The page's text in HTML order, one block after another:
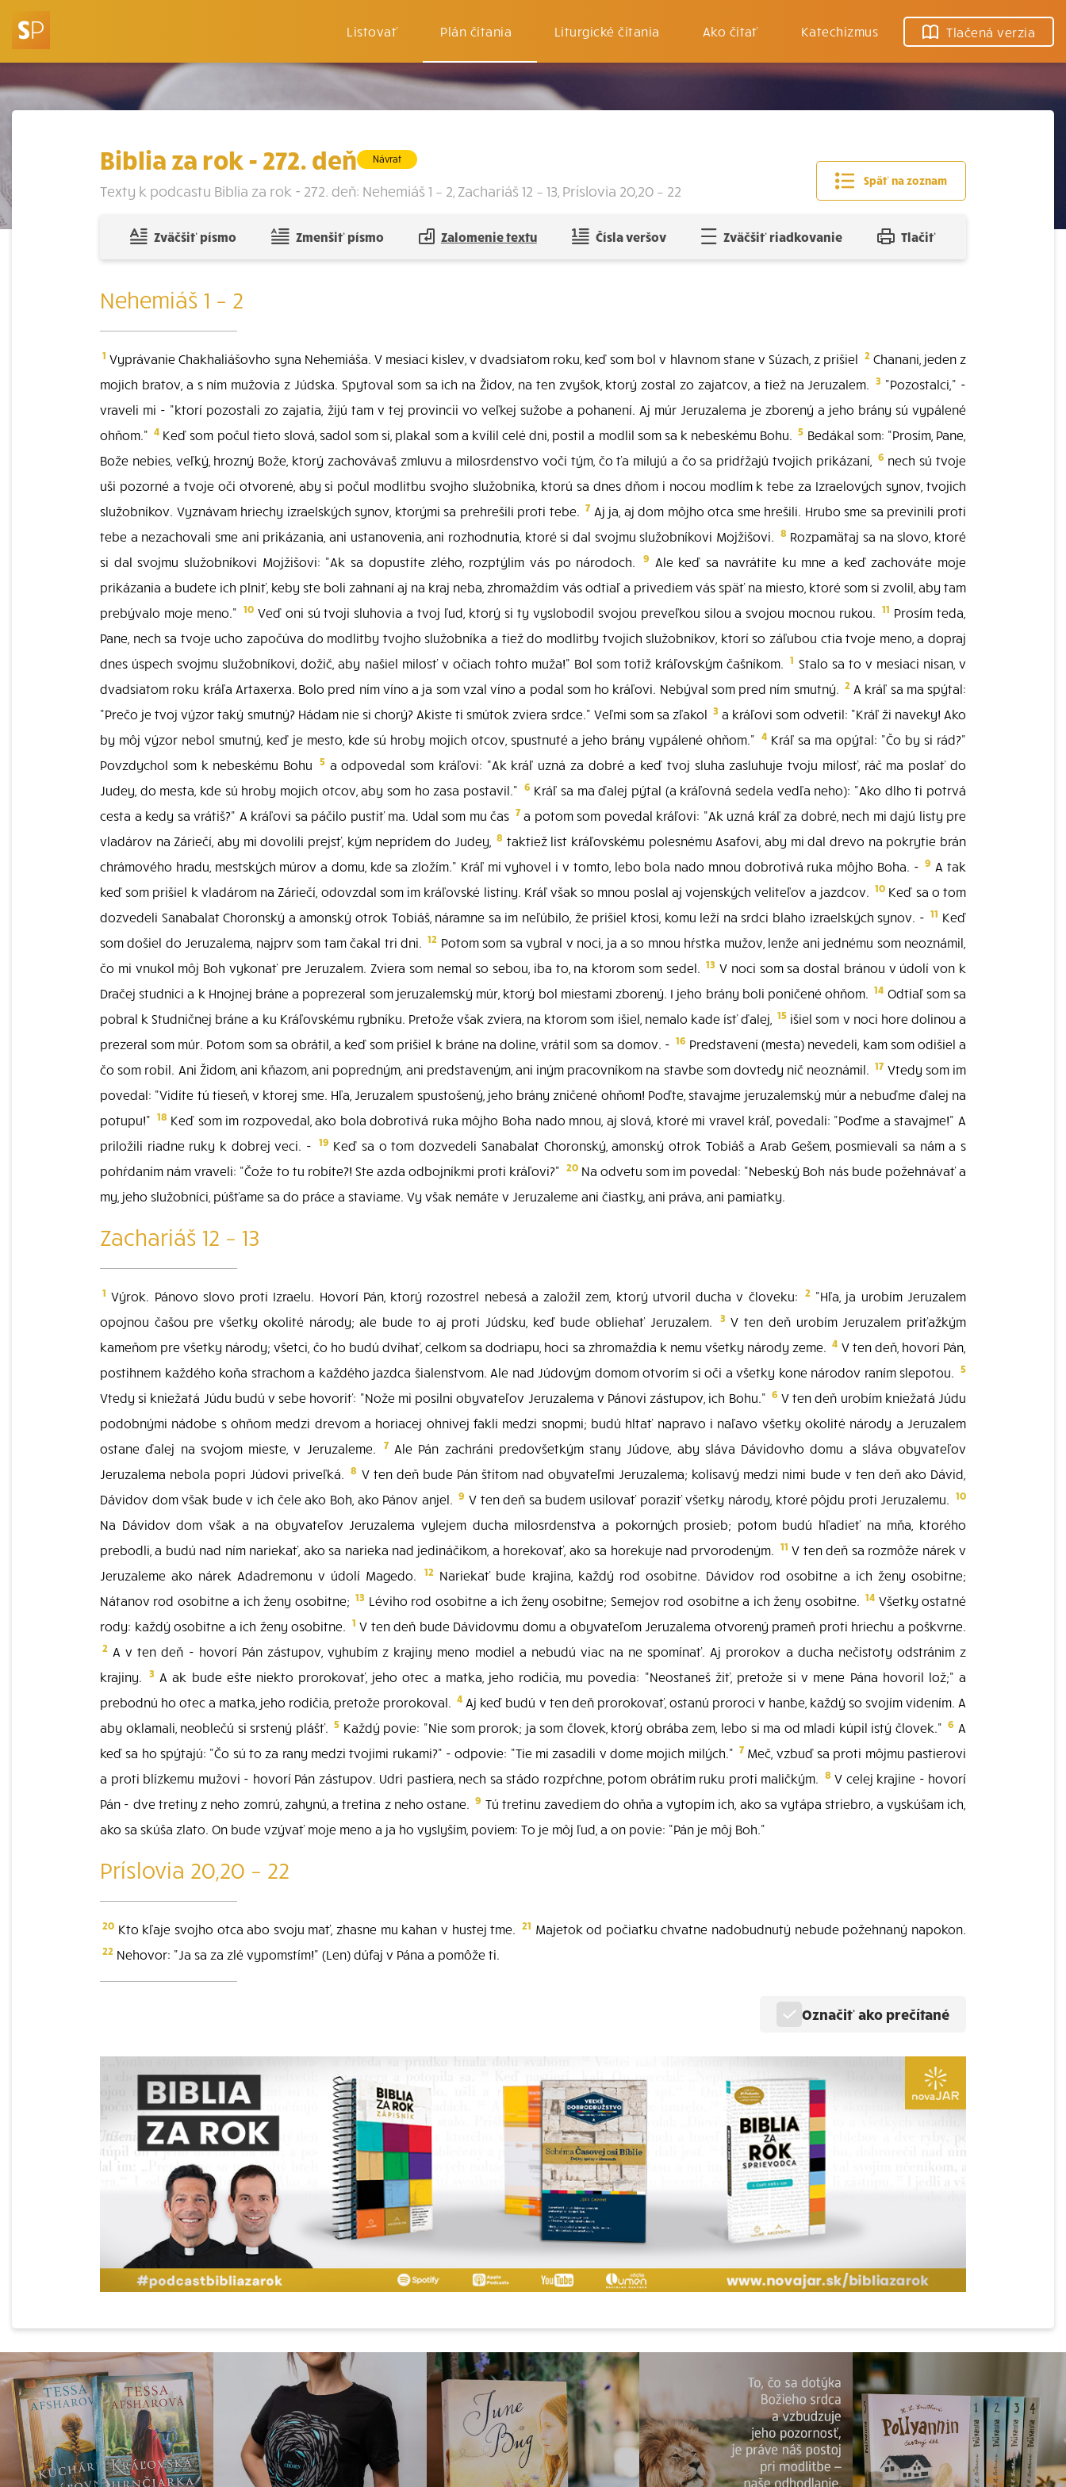
Listovať Plán čítania Liturgické čítania Ako čítať Katechizmus Tlačená verzia
Späť na zoznam
Biblia za rok - 272. deň Návrat
Texty k podcastu Biblia za rok - 272. deň: Nehemiáš 1 – 2, Zachariáš 12 – 13, Príslovia 20,20 – 22
Zväčšiť písmo Zmenšiť písmo Zalomenie textu Čísla veršov Zväčšiť riadkovanie Tlačiť
Nehemiáš 1 – 2
1 Vyprávanie Chakhaliášovho syna Nehemiáša. V mesiaci kislev, v dvadsiatom roku, keď som bol v hlavnom stane v Súzach, z prišiel 2Chanani, jeden z
mojich bratov, a s ním mužovia z Júdska. Spytoval som sa ich na Židov, na ten zvyšok, ktorý zostal zo zajatcov, a tiež na Jeruzalem. 3 "Pozostalci," -
vraveli mi - "ktorí pozostali zo zajatia, žijú tam v tej provincii vo veľkej sužobe a pohanení. Aj múr Jeruzalema je zborený a jeho brány sú vypálené
ohňom." 4 Keď som počul tieto slová, sadol som si, plakal som a kvílil celé dni, postil a modlil som sa k nebeskému Bohu. 5 Bedákal som: "Prosím, Pane,
Bože nebies, veľký, hrozný Bože, ktorý zachovávaš zmluvu a milosrdenstvo voči tým, čo ťa milujú a čo sa pridŕžajú tvojich prikázaní, 6 nech sú tvoje
uši pozorné a tvoje oči otvorené, aby si počul modlitbu svojho služobníka, ktorú sa dnes dňom i nocou modlím k tebe za Izraelových synov, tvojich
služobníkov. Vyznávam hriechy izraelských synov, ktorými sa prehrešili proti tebe. 7 Aj ja, aj dom môjho otca sme hrešili. Hrubo sme sa previnili proti
tebe a nezachovali sme ani prikázania, ani ustanovenia, ani rozhodnutia, ktoré si dal svojmu služobníkovi Mojžišovi. 8 Rozpamätaj sa na slovo, ktoré
si dal svojmu služobníkovi Mojžišovi: "Ak sa dopustíte zlého, rozptýlim vás po národoch.
9 Ale keď sa navrátite ku mne a keď zachováte moje
prikázania a budete ich plniť, keby ste boli zahnaní aj na kraj neba, zhromaždím vás odtiaľ a privediem vás späť na miesto, ktoré som si zvolil, aby tam
prebývalo moje meno." 10Veď oni sú tvoji sluhovia a tvoj ľud, ktorý si ty vyslobodil svojou preveľkou silou a svojou mocnou rukou. 11 Prosím teda,
Pane, nech sa tvoje ucho započúva do modlitby tvojho služobníka a tiež do modlitby tvojich služobníkov, ktorí so záľubou ctia tvoje meno, a dopraj
dnes úspech svojmu služobníkovi, dožič, aby našiel milosť v očiach tohto muža!" Bol som totiž kráľovským čašníkom. 1 Stalo sa to v mesiaci nisan, v
dvadsiatom roku kráľa Artaxerxa. Bolo pred ním víno a ja som vzal víno a podal som ho kráľovi. Nebýval som pred ním smutný. 2A kráľ sa ma spýtal:
"Prečo je tvoj výzor taký smutný? Hádam nie si chorý? Akiste ti smútok zviera srdce." Veľmi som sa zľakol 3 a kráľovi som odvetil: "Kráľ ži naveky! Ako
by môj výzor nebol smutný, keď je mesto, kde sú hroby mojich otcov, spustnuté a jeho brány vypálené ohňom." 4 Kráľ sa ma opýtal: "Čo by si rád?"
Povzdychol som k nebeskému Bohu 5a odpovedal som kráľovi: "Ak kráľ uzná za dobré a keď tvoj sluha zasluhuje tvoju milosť, ráč ma poslať do
Judey, do mesta, kde sú hroby mojich otcov, aby som ho zasa postavil." 6 Kráľ sa ma ďalej pýtal (a kráľovná sedela vedľa neho): "Ako dlho ti potrvá
cesta a kedy sa vrátiš?" A kráľovi sa páčilo pustiť ma. Udal som mu čas 7a potom som povedal kráľovi: "Ak uzná kráľ za dobré, nech mi dajú listy pre
vladárov na Záriečí, aby mi dovolili prejsť, kým neprídem do Judey, 8 taktiež list kráľovskému polesnému Asafovi, aby mi dal drevo na pokrytie brán
chrámového hradu, mestských múrov a domu, kde sa zložím." Kráľ mi vyhovel i v tomto, lebo bola nado mnou dobrotivá ruka môjho Boha. - 9 A tak
keď som prišiel k vladárom na Záriečí, odovzdal som im kráľovské listiny. Kráľ však so mnou poslal aj vojenských veliteľov a jazdcov. 10 Keď sa o tom
dozvedeli Sanabalat Choronský a amonský otrok Tobiáš, náramne sa im neľúbilo, že prišiel ktosi, komu leží na srdci blaho izraelských synov. - 11 Keď
som došiel do Jeruzalema, najprv som tam čakal tri dni. 12 Potom som sa vybral v noci, ja a so mnou hŕstka mužov, lenže ani jednému som neoznámil,
čo mi vnukol môj Boh vykonať pre Jeruzalem. Zviera som nemal so sebou, iba to, na ktorom som sedel. 13 V noci som sa dostal bránou v údolí von k
Dračej studnici a k Hnojnej bráne a poprezeral som jeruzalemský múr, ktorý bol miestami zborený. I jeho brány boli poničené ohňom. 14 Odtiaľ som sa
pobral k Studničnej bráne a ku Kráľovskému rybníku. Pretože však zviera, na ktorom som išiel, nemalo kade ísť ďalej,
15 išiel som v noci hore dolinou a
prezeral som múr. Potom som sa obrátil, a keď som prišiel k bráne na doline, vrátil som sa domov. - 16 Predstavení (mesta) nevedeli, kam som odišiel a
čo som robil. Ani Židom, ani kňazom, ani popredným, ani predstaveným, ani iným pracovníkom na stavbe som dovtedy nič neoznámil. 17 Vtedy som im
povedal: "Vidíte tú tieseň, v ktorej sme. Hľa, Jeruzalem spustošený, jeho brány zničené ohňom! Poďte, stavajme jeruzalemský múr a nebuďme ďalej na
potupu!" 18 Keď som im rozpovedal, ako bola dobrotivá ruka môjho Boha nado mnou, aj slová, ktoré mi vravel kráľ, povedali: "Poďme a stavajme!" A
priložili riadne ruky k dobrej veci. - 19 Keď sa o tom dozvedeli Sanabalat Choronský, amonský otrok Tobiáš a Arab Gešem, posmievali sa nám a s
pohŕdaním nám vraveli: "Čože to tu robíte?! Ste azda odbojníkmi proti kráľovi?" 20Na odvetu som im povedal: "Nebeský Boh nás bude požehnávať a
my, jeho služobníci, púšťame sa do práce a staviame. Vy však nemáte v Jeruzaleme ani čiastky, ani práva, ani pamiatky.
Zachariáš 12 – 13
1 Výrok. Pánovo slovo proti Izraelu. Hovorí Pán, ktorý rozostrel nebesá a založil zem, ktorý utvoril ducha v človeku: 2"Hľa, ja urobím Jeruzalem
opojnou čašou pre všetky okolité národy; ale bude to aj proti Júdsku, keď bude obliehať Jeruzalem.
3V ten deň urobím Jeruzalem priťažkým
kameňom pre všetky národy; všetci, čo ho budú dvíhať, celkom sa dodriapu, hoci sa zhromaždia k nemu všetky národy zeme. 4 V ten deň, hovorí Pán,
postihnem každého koňa strachom a každého jazdca šialenstvom. Ale nad Júdovým domom otvorím si oči a všetky kone národov raním slepotou. 5
Vtedy si kniežatá Júdu budú v sebe hovoriť: "Nože mi posilni obyvateľov Jeruzalema v Pánovi zástupov, ich Bohu." 6 V ten deň urobím kniežatá Júdu
podobnými nádobe s ohňom medzi drevom a horiacej ohnivej fakli medzi snopmi; budú hltať napravo i naľavo všetky okolité národy a Jeruzalem
ostane ďalej na svojom mieste, v Jeruzaleme.
7Ale Pán zachráni predovšetkým stany Júdove, aby sláva Dávidovho domu a sláva obyvateľov
Jeruzalema nebola popri Júdovi priveľká. 8 V ten deň bude Pán štítom nad obyvateľmi Jeruzalema; kolísavý medzi nimi bude v ten deň ako Dávid,
Dávidov dom však bude v ich čele ako Boh, ako Pánov anjel. 9 V ten deň sa budem usilovať poraziť všetky národy, ktoré pôjdu proti Jeruzalemu. 10
Na Dávidov dom však a na obyvateľov Jeruzalema vylejem ducha milosrdenstva a pokorných prosieb; potom budú hľadieť na mňa, ktorého
prebodli, a budú nad ním nariekať, ako sa narieka nad jedináčikom, a horekovať, ako sa horekuje nad prvorodeným. 11 V ten deň sa rozmôže nárek v
Jeruzaleme ako nárek Adadremonu v údolí Magedo.
12 Nariekať bude krajina, každý rod osobitne. Dávidov rod osobitne a ich ženy osobitne;
Nátanov rod osobitne a ich ženy osobitne; 13 Léviho rod osobitne a ich ženy osobitne; Semejov rod osobitne a ich ženy osobitne. 14 Všetky ostatné
rody: každý osobitne a ich ženy osobitne. 1 V ten deň bude Dávidovmu domu a obyvateľom Jeruzalema otvorený prameň proti hriechu a poškvrne.
2 A v ten deň - hovorí Pán zástupov, vyhubím z krajiny meno modiel a nebudú viac na ne spomínať. Aj prorokov a ducha nečistoty odstránim z
krajiny. 3 A ak bude ešte niekto prorokovať, jeho otec a matka, jeho rodičia, mu povedia: "Neostaneš žiť, pretože si v mene Pána hovoril lož;" a
prebodnú ho otec a matka, jeho rodičia, pretože prorokoval. 4 Aj keď budú v ten deň prorokovať, ostanú proroci v hanbe, každý so svojím videním. A
aby oklamali, neoblečú si srstený plášť. 5 Každý povie: "Nie som prorok; ja som človek, ktorý obrába zem, lebo si ma od mladi kúpil istý človek." 6 A
keď sa ho spýtajú: "Čo sú to za rany medzi tvojimi rukami?" - odpovie: "Tie mi zasadili v dome mojich milých." 7 Meč, vzbuď sa proti môjmu pastierovi
a proti blízkemu mužovi - hovorí Pán zástupov. Udri pastiera, nech sa stádo rozpŕchne, potom obrátim ruku proti maličkým. 8 V celej krajine - hovorí
Pán - dve tretiny z neho zomrú, zahynú, a tretina z neho ostane. 9 Tú tretinu zavediem do ohňa a vytopím ich, ako sa vytápa striebro, a vyskúšam ich,
ako sa skúša zlato. On bude vzývať moje meno a ja ho vyslyším, poviem: To je môj ľud, a on povie: "Pán je môj Boh."
Príslovia 20,20 – 22
20 Kto kľaje svojho otca abo svoju mať, zhasne mu kahan v hustej tme. 21 Majetok od počiatku chvatne nadobudnutý nebude požehnaný napokon.
22 Nehovor: "Ja sa za zlé vypomstím!" (Len) dúfaj v Pána a pomôže ti.
Označiť ako prečítané